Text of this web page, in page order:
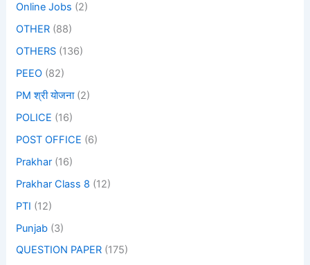
Online Jobs (2)
OTHER (88)
OTHERS (136)
PEEO (82)
PM श्री योजना(2)
POLICE (16)
POST OFFICE (6)
Prakhar (16)
Prakhar Class 8 (12)
PTI (12)
Punjab (3)
QUESTION PAPER (175)